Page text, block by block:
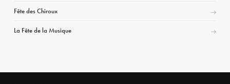
Fête des Chiroux
La Fête de la Musique